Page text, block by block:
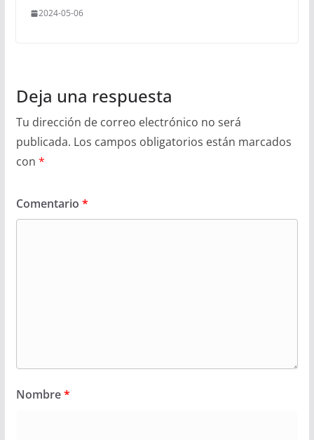
2024-05-06
Deja una respuesta
Tu dirección de correo electrónico no será
publicada. Los campos obligatorios están marcados
con *
Comentario *
Nombre*